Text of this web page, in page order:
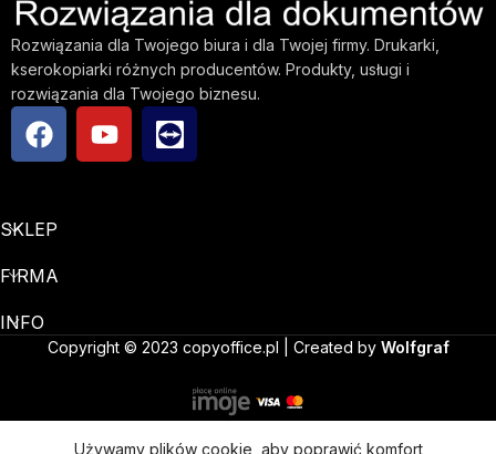
Rozwiązania dla Twojego biura i dla Twojej firmy. Drukarki,
kserokopiarki różnych producentów. Produkty, usługi i
rozwiązania dla Twojego biznesu.
SKLEP
FIRMA
INFO
Copyright © 2023 copyoffice.pl | Created by Wolfgraf
Używamy plików cookie, aby poprawić komfort